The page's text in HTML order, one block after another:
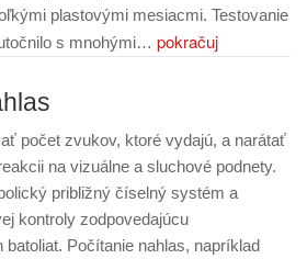
plastovými mesiacmi. Testovanie
s mnohými… pokračuj
počet zvukov, ktoré vydajú, a narátať
na vizuálne a sluchové podnety.
približný číselný systém a
kontroly zodpovedajúcu
Počítanie nahlas, napríklad